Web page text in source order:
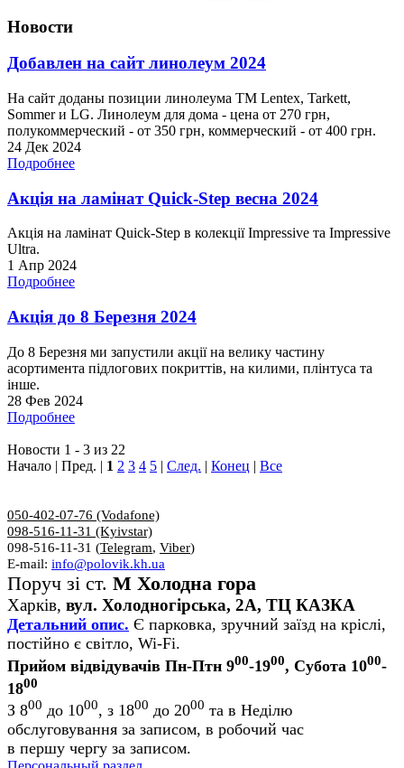
Новости
Добавлен на сайт линолеум 2024
На сайт доданы позиции линолеума ТМ Lentex, Tarkett,
Sommer и LG. Линолеум для дома - цена от 270 грн,
полукоммерческий - от 350 грн, коммерческий - от 400 грн.
24 Дек 2024
Подробнее
Акція на ламінат Quick-Step весна 2024
Акція на ламінат Quick-Step в колекції Impressive та Impressive
Ultra.
1 Апр 2024
Подробнее
Акція до 8 Березня 2024
До 8 Березня ми запустили акції на велику частину
асортимента підлогових покриттів, на килими, плінтуса та
інше.
28 Фев 2024
Подробнее
Новости 1 - 3 из 22
Начало | Пред. | 1 2 3 4 5 | След. | Конец | Все
050-402-07-76 (Vodafone)
098-516-11-31 (Kyivstar)
098-516-11-31 (Telegram, Viber)
E-mail: info@polovik.kh.ua
Поруч зі ст. М Холодна гора
Харків, вул. Холодногірська, 2А, ТЦ КАЗКА
Детальний опис. Є парковка, зручний заїзд на кріслі,
постійно є світло, Wi-Fi.
Прийом відвідувачів Пн-Птн 900-1900, Субота 1000-
1800
З 800 до 1000, з 1800 до 2000 та в Неділю
обслуговування за записом, в робочий час
в першу чергу за записом.